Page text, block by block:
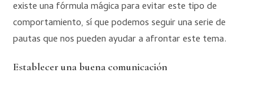
existe una fórmula mágica para evitar este tipo de
comportamiento, sí que podemos seguir una serie de
pautas que nos pueden ayudar a afrontar este tema.
Establecer una buena comunicación